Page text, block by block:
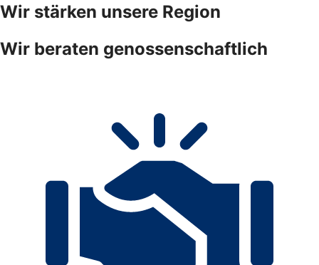
Wir stärken unsere Region
Wir beraten genossenschaftlich